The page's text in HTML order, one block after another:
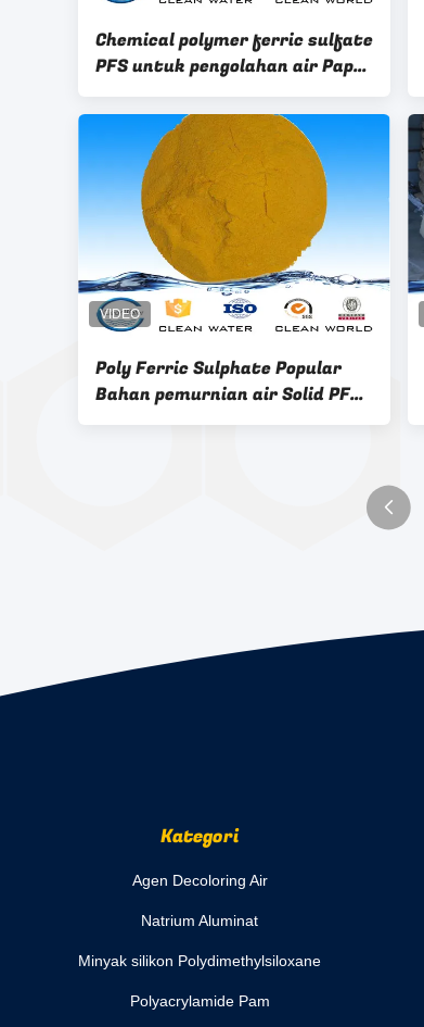
Chemical polymer ferric sulfate
PFS untuk pengolahan air Paper
mill
Poly Ferric Sulphate Popular
Bahan pemurnian air Solid PFS
yellow chemical
Kategori
Agen Decoloring Air
Natrium Aluminat
Minyak silikon Polydimethylsiloxane
Polyacrylamide Pam